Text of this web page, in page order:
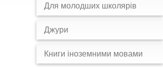
Для молодших школярів
Джури
Книги іноземними мовами